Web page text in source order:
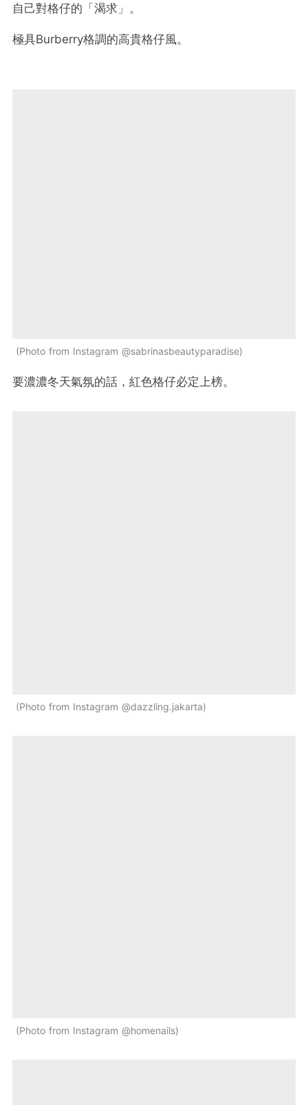
自己對格仔的「渴求」。
極具Burberry格調的高貴格仔風。
Photo from Instagram @sabrinasbeautyparadise
要濃濃冬天氣氛的話，紅色格仔必定上榜。
Photo from Instagram @dazzling.jakarta
Photo from Instagram @homenails